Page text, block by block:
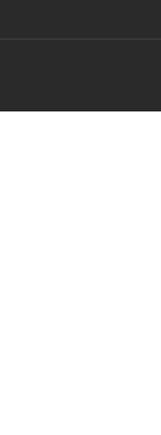
このコンテンツ